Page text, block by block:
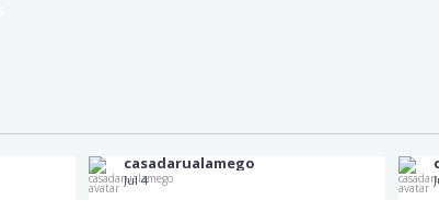
casadarualamego
Jul 4
A melhor combinação... descapotável e a
melhor Sangria...nós temos as duas 😁